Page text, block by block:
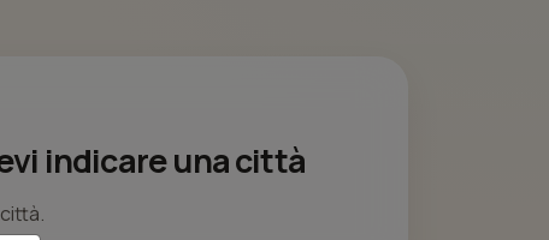
indicare una città